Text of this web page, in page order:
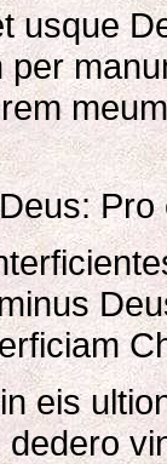
usque
eis